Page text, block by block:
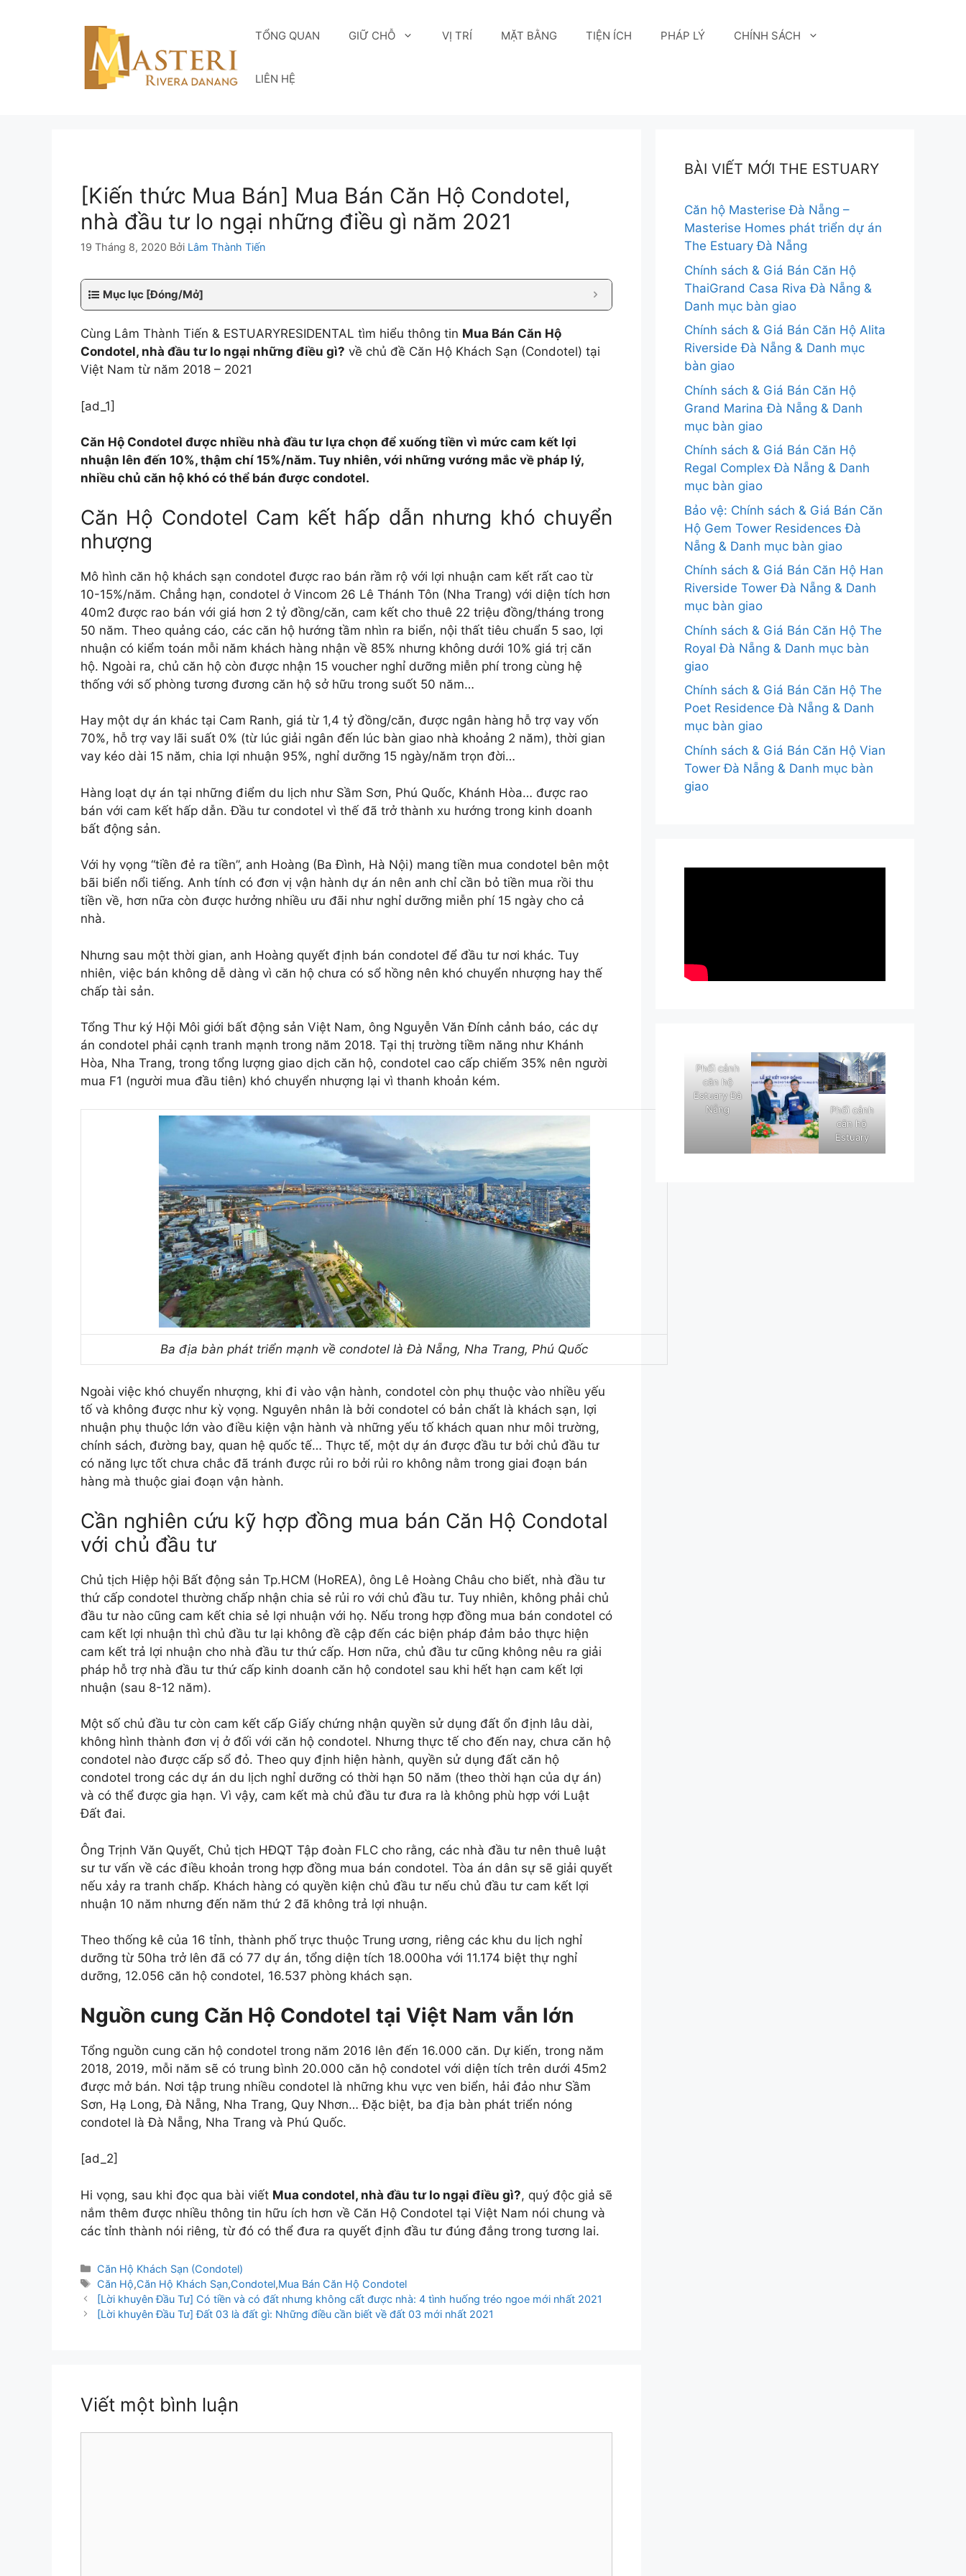
TỔNG QUAN GIỮ CHỖ VỊ TRÍ MẶT BẰNG TIỆN ÍCH PHÁP LÝ CHÍNH SÁCH
LIÊN HỆ
[Kiến thức Mua Bán] Mua Bán Căn Hộ Condotel,
nhà đầu tư lo ngại những điều gì năm 2021
19 Tháng 8, 2020 Bởi Lâm Thành Tiến
Mục lục [Đóng/Mở]
Cùng Lâm Thành Tiến & ESTUARYRESIDENTAL tìm hiểu thông tin Mua Bán Căn Hộ
Condotel, nhà đầu tư lo ngại những điều gì? về chủ đề Căn Hộ Khách Sạn (Condotel) tại
Việt Nam từ năm 2018 – 2021
[ad_1]
Căn Hộ Condotel được nhiều nhà đầu tư lựa chọn để xuống tiền vì mức cam kết lợi
nhuận lên đến 10%, thậm chí 15%/năm. Tuy nhiên, với những vướng mắc về pháp lý,
nhiều chủ căn hộ khó có thể bán được condotel.
Căn Hộ Condotel Cam kết hấp dẫn nhưng khó chuyển
nhượng
Mô hình căn hộ khách sạn condotel được rao bán rầm rộ với lợi nhuận cam kết rất cao từ
10-15%/năm. Chẳng hạn, condotel ở Vincom 26 Lê Thánh Tôn (Nha Trang) với diện tích hơn
40m2 được rao bán với giá hơn 2 tỷ đồng/căn, cam kết cho thuê 22 triệu đồng/tháng trong
50 năm. Theo quảng cáo, các căn hộ hướng tầm nhìn ra biển, nội thất tiêu chuẩn 5 sao, lợi
nhuận có kiểm toán mỗi năm khách hàng nhận về 85% nhưng không dưới 10% giá trị căn
hộ. Ngoài ra, chủ căn hộ còn được nhận 15 voucher nghỉ dưỡng miễn phí trong cùng hệ
thống với số phòng tương đương căn hộ sở hữu trong suốt 50 năm…
Hay một dự án khác tại Cam Ranh, giá từ 1,4 tỷ đồng/căn, được ngân hàng hỗ trợ vay vốn
70%, hỗ trợ vay lãi suất 0% (từ lúc giải ngân đến lúc bàn giao nhà khoảng 2 năm), thời gian
vay kéo dài 15 năm, chia lợi nhuận 95%, nghỉ dưỡng 15 ngày/năm trọn đời…
Hàng loạt dự án tại những điểm du lịch như Sầm Sơn, Phú Quốc, Khánh Hòa… được rao
bán với cam kết hấp dẫn. Đầu tư condotel vì thế đã trở thành xu hướng trong kinh doanh
bất động sản.
Với hy vọng “tiền đẻ ra tiền”, anh Hoàng (Ba Đình, Hà Nội) mang tiền mua condotel bên một
bãi biển nổi tiếng. Anh tính có đơn vị vận hành dự án nên anh chỉ cần bỏ tiền mua rồi thu
tiền về, hơn nữa còn được hưởng nhiều ưu đãi như nghỉ dưỡng miễn phí 15 ngày cho cả
nhà.
Nhưng sau một thời gian, anh Hoàng quyết định bán condotel để đầu tư nơi khác. Tuy
nhiên, việc bán không dễ dàng vì căn hộ chưa có sổ hồng nên khó chuyển nhượng hay thế
chấp tài sản.
Tổng Thư ký Hội Môi giới bất động sản Việt Nam, ông Nguyễn Văn Đính cảnh báo, các dự
án condotel phải cạnh tranh mạnh trong năm 2018. Tại thị trường tiềm năng như Khánh
Hòa, Nha Trang, trong tổng lượng giao dịch căn hộ, condotel cao cấp chiếm 35% nên người
mua F1 (người mua đầu tiên) khó chuyển nhượng lại vì thanh khoản kém.
Ba địa bàn phát triển mạnh về condotel là Đà Nẵng, Nha Trang, Phú Quốc
Ngoài việc khó chuyển nhượng, khi đi vào vận hành, condotel còn phụ thuộc vào nhiều yếu
tố và không được như kỳ vọng. Nguyên nhân là bởi condotel có bản chất là khách sạn, lợi
nhuận phụ thuộc lớn vào điều kiện vận hành và những yếu tố khách quan như môi trường,
chính sách, đường bay, quan hệ quốc tế… Thực tế, một dự án được đầu tư bởi chủ đầu tư
có năng lực tốt chưa chắc đã tránh được rủi ro bởi rủi ro không nằm trong giai đoạn bán
hàng mà thuộc giai đoạn vận hành.
Cần nghiên cứu kỹ hợp đồng mua bán Căn Hộ Condotal
với chủ đầu tư
Chủ tịch Hiệp hội Bất động sản Tp.HCM (HoREA), ông Lê Hoàng Châu cho biết, nhà đầu tư
thứ cấp condotel thường chấp nhận chia sẻ rủi ro với chủ đầu tư. Tuy nhiên, không phải chủ
đầu tư nào cũng cam kết chia sẻ lợi nhuận với họ. Nếu trong hợp đồng mua bán condotel có
cam kết lợi nhuận thì chủ đầu tư lại không đề cập đến các biện pháp đảm bảo thực hiện
cam kết trả lợi nhuận cho nhà đầu tư thứ cấp. Hơn nữa, chủ đầu tư cũng không nêu ra giải
pháp hỗ trợ nhà đầu tư thứ cấp kinh doanh căn hộ condotel sau khi hết hạn cam kết lợi
nhuận (sau 8-12 năm).
Một số chủ đầu tư còn cam kết cấp Giấy chứng nhận quyền sử dụng đất ổn định lâu dài,
không hình thành đơn vị ở đối với căn hộ condotel. Nhưng thực tế cho đến nay, chưa căn hộ
condotel nào được cấp sổ đỏ. Theo quy định hiện hành, quyền sử dụng đất căn hộ
condotel trong các dự án du lịch nghỉ dưỡng có thời hạn 50 năm (theo thời hạn của dự án)
và có thể được gia hạn. Vì vậy, cam kết mà chủ đầu tư đưa ra là không phù hợp với Luật
Đất đai.
Ông Trịnh Văn Quyết, Chủ tịch HĐQT Tập đoàn FLC cho rằng, các nhà đầu tư nên thuê luật
sư tư vấn về các điều khoản trong hợp đồng mua bán condotel. Tòa án dân sự sẽ giải quyết
nếu xảy ra tranh chấp. Khách hàng có quyền kiện chủ đầu tư nếu chủ đầu tư cam kết lợi
nhuận 10 năm nhưng đến năm thứ 2 đã không trả lợi nhuận.
Theo thống kê của 16 tỉnh, thành phố trực thuộc Trung ương, riêng các khu du lịch nghỉ
dưỡng từ 50ha trở lên đã có 77 dự án, tổng diện tích 18.000ha với 11.174 biệt thự nghỉ
dưỡng, 12.056 căn hộ condotel, 16.537 phòng khách sạn.
Nguồn cung Căn Hộ Condotel tại Việt Nam vẫn lớn
Tổng nguồn cung căn hộ condotel trong năm 2016 lên đến 16.000 căn. Dự kiến, trong năm
2018, 2019, mỗi năm sẽ có trung bình 20.000 căn hộ condotel với diện tích trên dưới 45m2
được mở bán. Nơi tập trung nhiều condotel là những khu vực ven biển, hải đảo như Sầm
Sơn, Hạ Long, Đà Nẵng, Nha Trang, Quy Nhơn… Đặc biệt, ba địa bàn phát triển nóng
condotel là Đà Nẵng, Nha Trang và Phú Quốc.
[ad_2]
Hi vọng, sau khi đọc qua bài viết Mua condotel, nhà đầu tư lo ngại điều gì?, quý độc giả sẽ
nắm thêm được nhiều thông tin hữu ích hơn về Căn Hộ Condotel tại Việt Nam nói chung và
các tỉnh thành nói riêng, từ đó có thể đưa ra quyết định đầu tư đúng đắng trong tương lai.
Danh
mục
Căn Hộ Khách Sạn (Condotel)
Thẻ
Căn Hộ,Căn Hộ Khách Sạn,Condotel,Mua Bán Căn Hộ Condotel
Điều
hướng
[Lời khuyên Đầu Tư] Có tiền và có đất nhưng không cất được nhà: 4 tình huống tréo ngoe mới nhất 2021
[Lời khuyên Đầu Tư] Đất 03 là đất gì: Những điều cần biết về đất 03 mới nhất 2021
Viết một bình luận
BÀI VIẾT MỚI THE ESTUARY
Căn hộ Masterise Đà Nẵng –
Masterise Homes phát triển dự án
The Estuary Đà Nẵng
Chính sách & Giá Bán Căn Hộ
ThaiGrand Casa Riva Đà Nẵng &
Danh mục bàn giao
Chính sách & Giá Bán Căn Hộ Alita
Riverside Đà Nẵng & Danh mục
bàn giao
Chính sách & Giá Bán Căn Hộ
Grand Marina Đà Nẵng & Danh
mục bàn giao
Chính sách & Giá Bán Căn Hộ
Regal Complex Đà Nẵng & Danh
mục bàn giao
Bảo vệ: Chính sách & Giá Bán Căn
Hộ Gem Tower Residences Đà
Nẵng & Danh mục bàn giao
Chính sách & Giá Bán Căn Hộ Han
Riverside Tower Đà Nẵng & Danh
mục bàn giao
Chính sách & Giá Bán Căn Hộ The
Royal Đà Nẵng & Danh mục bàn
giao
Chính sách & Giá Bán Căn Hộ The
Poet Residence Đà Nẵng & Danh
mục bàn giao
Chính sách & Giá Bán Căn Hộ Vian
Tower Đà Nẵng & Danh mục bàn
giao
Phối cảnh
căn hộ
Estuary Đà
Nẵng
Phối cảnh
căn hộ
Estuary